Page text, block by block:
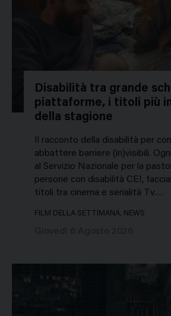
Disabilità tra grande
piattaforme, i titoli più
della stagione
Il racconto della disabilità per
abbattere barriere (in)visibili.
al Servizio Nazionale per la
persone con disabilità CEI,
titoli tra cinema e serialità Tv…
FILM DELLA SETTIMANA, NEWS